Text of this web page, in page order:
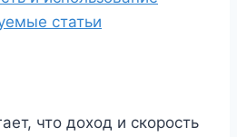
статьи
что доход и скорость